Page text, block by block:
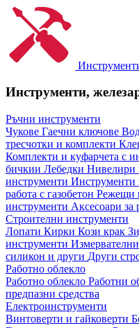
Инструменти,
Ръчни инструменти
Чукове Гаечни ключове
тресчотки и комплекти
Комплекти и куфарчета с
бичкии Лебедки Нивелири
инструменти Инструменти
работа с газобетон Режещи
инструменти Аксесоари за
Строителни инструменти
Лопати Кирки Кози крак
инструменти
силикон и други Други
Работно облекло
Работно облекло Работни
предпазни средства
Електроинструменти
Винтоверти и гайковерти